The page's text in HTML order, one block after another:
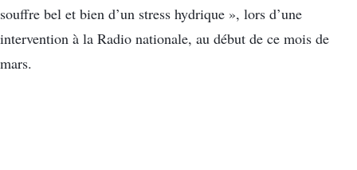
souffre bel et bien d’un stress hydrique », lors d’une
intervention à la Radio nationale, au début de ce mois de
mars.